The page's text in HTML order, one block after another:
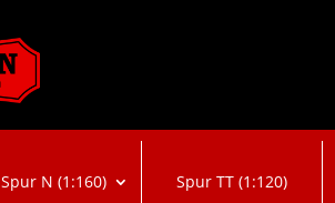
Spur N (1:160) Spur TT (1:120)